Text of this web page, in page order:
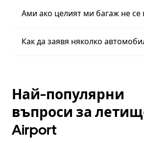
Ами ако целият ми багаж не се
Как да заявя няколко
Най-популярни
въпроси за
Airport